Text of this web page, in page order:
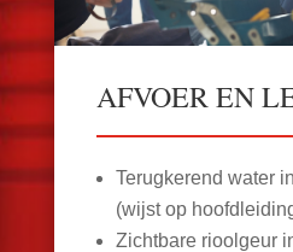
AFVOER EN
Terugkerend water
(wijst op
Zichtbare rioolgeur